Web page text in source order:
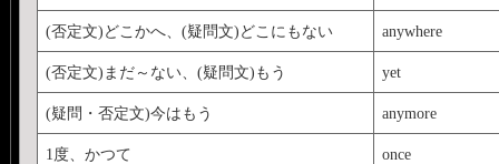
(否定文)どこかへ、(疑問文)どこにもない anywhere
(否定文)まだ～ない、(疑問文)もう yet
(疑問・否定文)今はもう anymore
1度、かつて once